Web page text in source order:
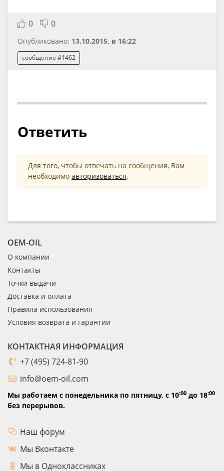
0 0
Опубликовано: 13.10.2015, в 16:22
сообщение #1462
Ответить
Для того, чтобы отвечать на сообщения, Вам
необходимо авторизоваться.
OEM-OIL
О компании
Контакты
Точки выдачи
Доставка и оплата
Правила использования
Условия возврата и гарантии
КОНТАКТНАЯ ИНФОРМАЦИЯ
+7 (495) 724-81-90
info@oem-oil.com
Мы работаем с понедельника по пятницу, с 10:00 до 18:00
без перерывов.
Наш форум
Мы Вконтакте
Мы в Одноклассниках